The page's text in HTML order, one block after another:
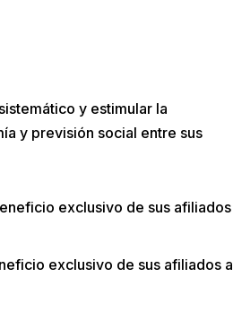
y estimular la
y previsión social entre sus
exclusivo de sus afiliados
exclusivo de sus afiliados a